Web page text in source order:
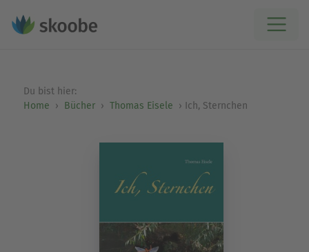
Du bist hier:
Home
Bücher Thomas Eisele Ich, Sternchen